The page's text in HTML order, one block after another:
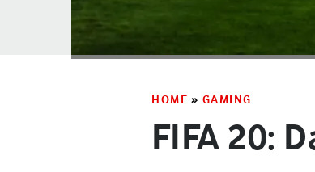
HOME » GAMING
FIFA 20: